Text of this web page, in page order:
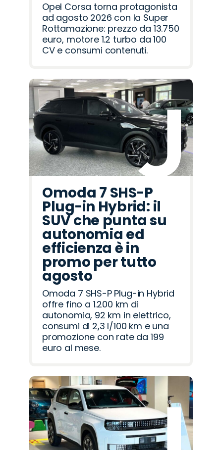
Opel Corsa torna protagonista
ad agosto 2026 con la Super
Rottamazione: prezzo da 13.750
euro, motore 1.2 turbo da 100
CV e consumi contenuti.
Omoda 7 SHS-P
Plug-in Hybrid: il
SUV che punta su
autonomia ed
efficienza è in
promo per tutto
agosto
Omoda 7 SHS-P Plug-in Hybrid
offre fino a 1.200 km di
autonomia, 92 km in elettrico,
consumi di 2,3 l/100 km e una
promozione con rate da 199
euro al mese.